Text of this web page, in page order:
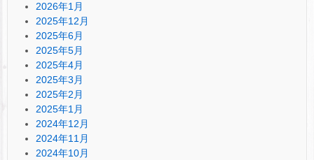
2026年1月
2025年12月
2025年6月
2025年5月
2025年4月
2025年3月
2025年2月
2025年1月
2024年12月
2024年11月
2024年10月